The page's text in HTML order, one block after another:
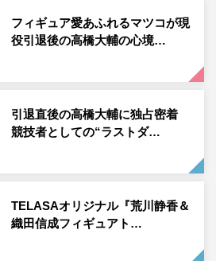
ビ
フィギュア愛あふれるマツコが現
役引退後の高橋大輔の心境…
引退直後の高橋大輔に独占密着
競技者としての“ラストダ…
TELASAオリジナル『荒川静香＆
織田信成フィギュアト…